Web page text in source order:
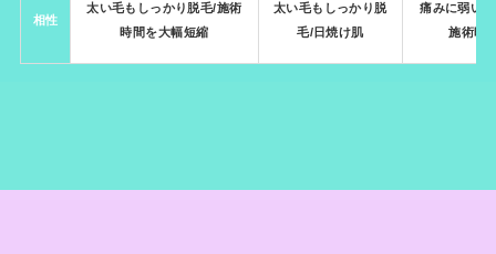
相性
太い毛もしっかり脱毛/施術
時間を大幅短縮
太い毛もしっかり脱
毛/日焼け肌
痛みに弱い/
施術時